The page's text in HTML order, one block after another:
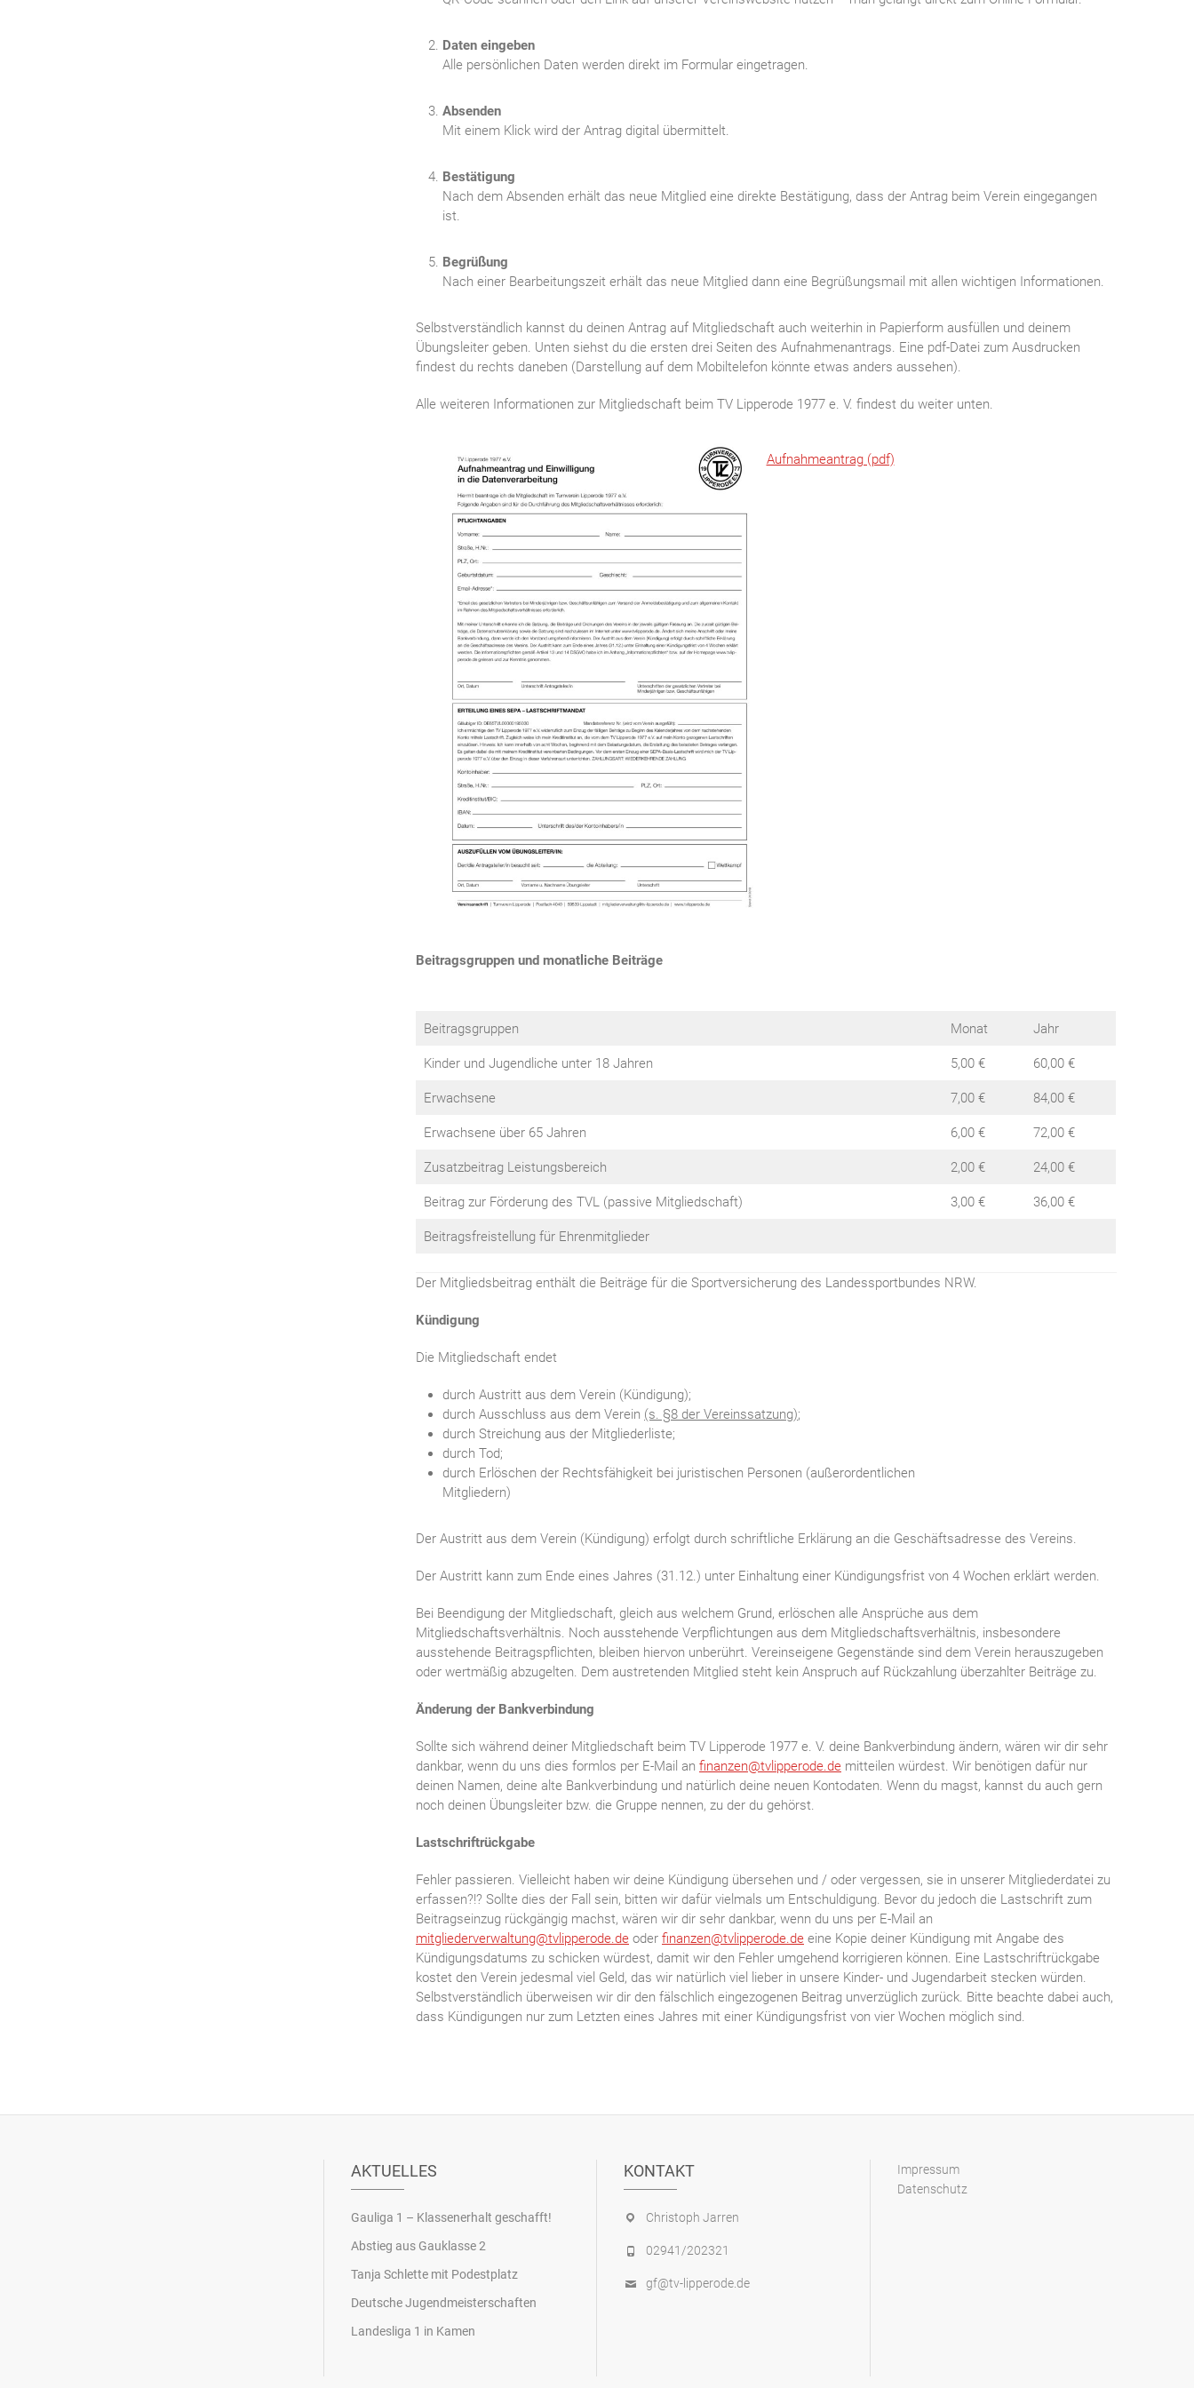
Daten eingeben
Alle persönlichen Daten werden direkt im Formular eingetragen.
Absenden
Mit einem Klick wird der Antrag digital übermittelt.
Bestätigung
Nach dem Absenden erhält das neue Mitglied eine direkte Bestätigung, dass der Antrag beim Verein eingegangen
ist.
Begrüßung
Nach einer Bearbeitungszeit erhält das neue Mitglied dann eine Begrüßungsmail mit allen wichtigen Informationen.
Selbstverständlich kannst du deinen Antrag auf Mitgliedschaft auch weiterhin in Papierform ausfüllen und deinem
Übungsleiter geben. Unten siehst du die ersten drei Seiten des Aufnahmenantrags. Eine pdf-Datei zum Ausdrucken
findest du rechts daneben (Darstellung auf dem Mobiltelefon könnte etwas anders aussehen).
Alle weiteren Informationen zur Mitgliedschaft beim TV Lipperode 1977 e. V. findest du weiter unten.
Aufnahmeantrag (pdf)
Beitragsgruppen und monatliche Beiträge
Beitragsgruppen Monat Jahr
Kinder und Jugendliche unter 18 Jahren 5,00 € 60,00 €
Erwachsene 7,00 € 84,00 €
Erwachsene über 65 Jahren 6,00 € 72,00 €
Zusatzbeitrag Leistungsbereich 2,00 € 24,00 €
Beitrag zur Förderung des TVL (passive Mitgliedschaft) 3,00 € 36,00 €
Beitragsfreistellung für Ehrenmitglieder
Der Mitgliedsbeitrag enthält die Beiträge für die Sportversicherung des Landessportbundes NRW.
Kündigung
Die Mitgliedschaft endet
durch Austritt aus dem Verein (Kündigung);
durch Ausschluss aus dem Verein (s. §8 der Vereinssatzung);
durch Streichung aus der Mitgliederliste;
durch Tod;
durch Erlöschen der Rechtsfähigkeit bei juristischen Personen (außerordentlichen
Mitgliedern)
Der Austritt aus dem Verein (Kündigung) erfolgt durch schriftliche Erklärung an die Geschäftsadresse des Vereins.
Der Austritt kann zum Ende eines Jahres (31.12.) unter Einhaltung einer Kündigungsfrist von 4 Wochen erklärt werden.
Bei Beendigung der Mitgliedschaft, gleich aus welchem Grund, erlöschen alle Ansprüche aus dem
Mitgliedschaftsverhältnis. Noch ausstehende Verpflichtungen aus dem Mitgliedschaftsverhältnis, insbesondere
ausstehende Beitragspflichten, bleiben hiervon unberührt. Vereinseigene Gegenstände sind dem Verein herauszugeben
oder wertmäßig abzugelten. Dem austretenden Mitglied steht kein Anspruch auf Rückzahlung überzahlter Beiträge zu.
Änderung der Bankverbindung
Sollte sich während deiner Mitgliedschaft beim TV Lipperode 1977 e. V. deine Bankverbindung ändern, wären wir dir sehr
dankbar, wenn du uns dies formlos per E-Mail an finanzen@tvlipperode.de mitteilen würdest. Wir benötigen dafür nur
deinen Namen, deine alte Bankverbindung und natürlich deine neuen Kontodaten. Wenn du magst, kannst du auch gern
noch deinen Übungsleiter bzw. die Gruppe nennen, zu der du gehörst.
Lastschriftrückgabe
Fehler passieren. Vielleicht haben wir deine Kündigung übersehen und / oder vergessen, sie in unserer Mitgliederdatei zu
erfassen?!? Sollte dies der Fall sein, bitten wir dafür vielmals um Entschuldigung. Bevor du jedoch die Lastschrift zum
Beitragseinzug rückgängig machst, wären wir dir sehr dankbar, wenn du uns per E-Mail an
mitgliederverwaltung@tvlipperode.de oder finanzen@tvlipperode.de eine Kopie deiner Kündigung mit Angabe des
Kündigungsdatums zu schicken würdest, damit wir den Fehler umgehend korrigieren können. Eine Lastschriftrückgabe
kostet den Verein jedesmal viel Geld, das wir natürlich viel lieber in unsere Kinder- und Jugendarbeit stecken würden.
Selbstverständlich überweisen wir dir den fälschlich eingezogenen Beitrag unverzüglich zurück. Bitte beachte dabei auch,
dass Kündigungen nur zum Letzten eines Jahres mit einer Kündigungsfrist von vier Wochen möglich sind.
AKTUELLES
Gauliga 1 – Klassenerhalt geschafft!
Abstieg aus Gauklasse 2
Tanja Schlette mit Podestplatz
Deutsche Jugendmeisterschaften
Landesliga 1 in Kamen
KONTAKT
Christoph Jarren
02941/202321
gf@tv-lipperode.de
Impressum
Datenschutz